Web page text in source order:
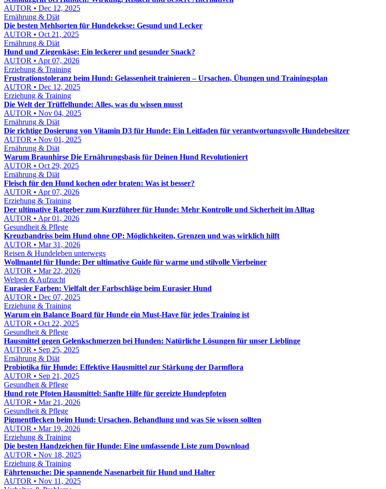
AUTOR • Dec 12, 2025
Ernährung & Diät
Die besten Mehlsorten für Hundekekse: Gesund und Lecker
AUTOR • Oct 21, 2025
Ernährung & Diät
Hund und Ziegenkäse: Ein leckerer und gesunder Snack?
AUTOR • Apr 07, 2026
Erziehung & Training
Frustrationstoleranz beim Hund: Gelassenheit trainieren – Ursachen, Übungen und Trainingsplan
AUTOR • Dec 12, 2025
Erziehung & Training
Die Welt der Trüffelhunde: Alles, was du wissen musst
AUTOR • Nov 04, 2025
Ernährung & Diät
Die richtige Dosierung von Vitamin D3 für Hunde: Ein Leitfaden für verantwortungsvolle Hundebesitzer
AUTOR • Nov 01, 2025
Ernährung & Diät
Warum Braunhirse Die Ernährungsbasis für Deinen Hund Revolutioniert
AUTOR • Oct 29, 2025
Ernährung & Diät
Fleisch für den Hund kochen oder braten: Was ist besser?
AUTOR • Apr 07, 2026
Erziehung & Training
Der ultimative Ratgeber zum Kurzführer für Hunde: Mehr Kontrolle und Sicherheit im Alltag
AUTOR • Apr 01, 2026
Gesundheit & Pflege
Kreuzbandriss beim Hund ohne OP: Möglichkeiten, Grenzen und was wirklich hilft
AUTOR • Mar 31, 2026
Reisen & Hundeleben unterwegs
Wollmantel für Hunde: Der ultimative Guide für warme und stilvolle Vierbeiner
AUTOR • Mar 22, 2026
Welpen & Aufzucht
Eurasier Farben: Vielfalt der Farbschläge beim Eurasier Hund
AUTOR • Dec 07, 2025
Erziehung & Training
Warum ein Balance Board für Hunde ein Must-Have für jedes Training ist
AUTOR • Oct 22, 2025
Gesundheit & Pflege
Hausmittel gegen Gelenkschmerzen bei Hunden: Natürliche Lösungen für unser Lieblinge
AUTOR • Sep 25, 2025
Ernährung & Diät
Probiotika für Hunde: Effektive Hausmittel zur Stärkung der Darmflora
AUTOR • Sep 21, 2025
Gesundheit & Pflege
Hund rote Pfoten Hausmittel: Sanfte Hilfe für gereizte Hundepfoten
AUTOR • Mar 21, 2026
Gesundheit & Pflege
Pigmentflecken beim Hund: Ursachen, Behandlung und was Sie wissen sollten
AUTOR • Mar 19, 2026
Erziehung & Training
Die besten Handzeichen für Hunde: Eine umfassende Liste zum Download
AUTOR • Nov 18, 2025
Erziehung & Training
Fährtensuche: Die spannende Nasenarbeit für Hund und Halter
AUTOR • Nov 11, 2025